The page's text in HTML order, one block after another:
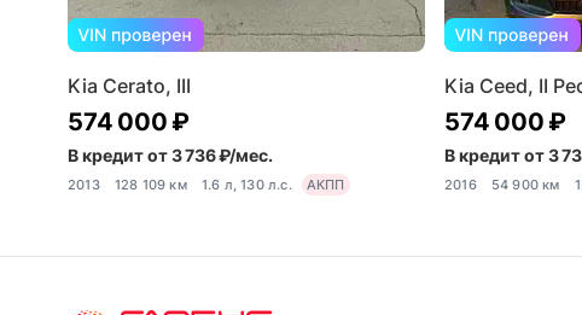
Kia Cerato, III
574 000 ₽
В кредит от 3 736 ₽/мес.
2013 128 109 км 1.6 л, 130 л.с. АКПП
Kia Ceed, II
574 000 ₽
В кредит от 3
2016 54 900 км